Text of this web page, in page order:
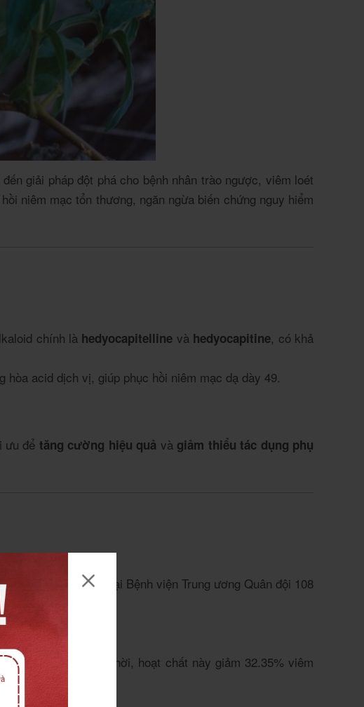
đến giải pháp đột phá cho bệnh nhân trào ngược, viêm loét
niêm mạc tổn thương, ngăn ngừa biến chứng nguy hiểm
chính là hedyocapitelline và hedyocapitine, có khả
acid dịch vị, giúp phục hồi niêm mạc dạ dày 49.
ưu để tăng cường hiệu quả và giảm thiểu tác dụng phụ
mạc. Nghiên cứu tại Bệnh viện Trung ương Quân đội 108
loét dạ dày. Đồng thời, hoạt chất này giảm 32.35% viêm